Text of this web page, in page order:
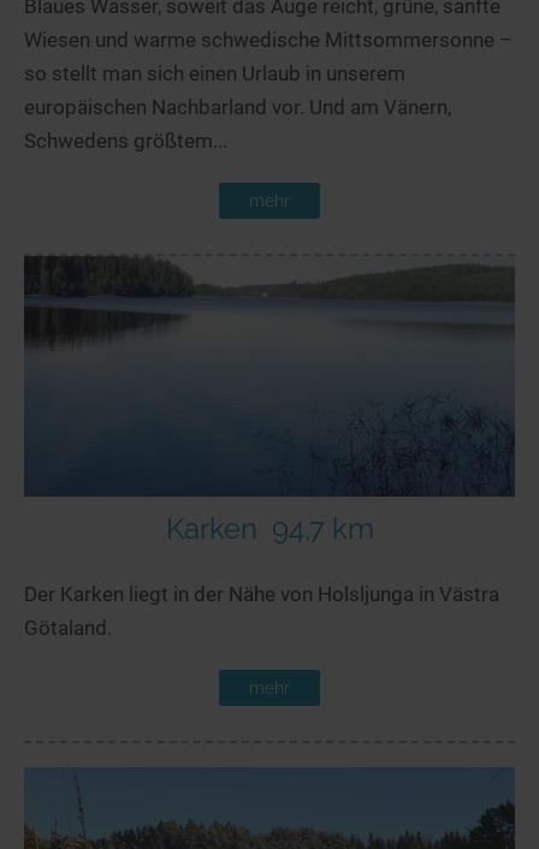
Blaues Wasser, soweit das Auge reicht, grüne, sanfte
Wiesen und warme schwedische Mittsommersonne –
so stellt man sich einen Urlaub in unserem
europäischen Nachbarland vor. Und am Vänern,
Schwedens größtem...
mehr
Karken 94,7 km
Der Karken liegt in der Nähe von Holsljunga in Västra
Götaland.
mehr